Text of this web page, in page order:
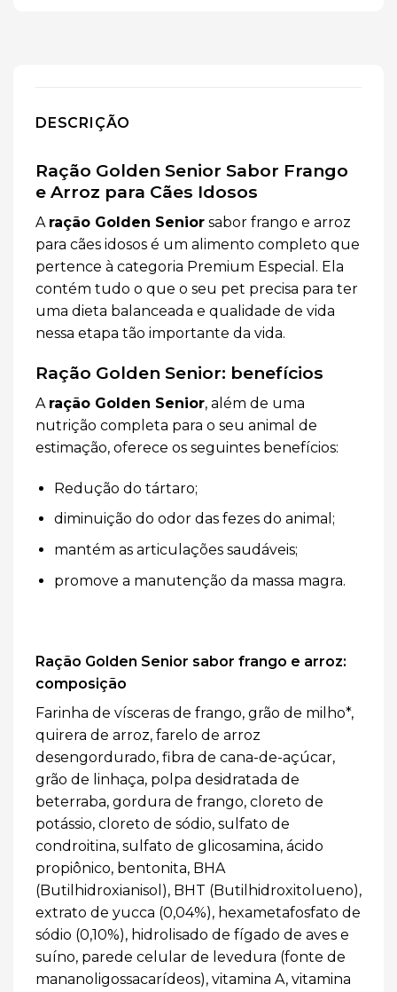
DESCRIÇÃO
Ração Golden Senior Sabor Frango
e Arroz para Cães Idosos
A ração Golden Senior sabor frango e arroz
para cães idosos é um alimento completo que
pertence à categoria Premium Especial. Ela
contém tudo o que o seu pet precisa para ter
uma dieta balanceada e qualidade de vida
nessa etapa tão importante da vida.
Ração Golden Senior: benefícios
A ração Golden Senior, além de uma
nutrição completa para o seu animal de
estimação, oferece os seguintes benefícios:
Redução do tártaro;
diminuição do odor das fezes do animal;
mantém as articulações saudáveis;
promove a manutenção da massa magra.
Ração Golden Senior sabor frango e arroz:
composição
Farinha de vísceras de frango, grão de milho*,
quirera de arroz, farelo de arroz
desengordurado, fibra de cana-de-açúcar,
grão de linhaça, polpa desidratada de
beterraba, gordura de frango, cloreto de
potássio, cloreto de sódio, sulfato de
condroitina, sulfato de glicosamina, ácido
propiônico, bentonita, BHA
(Butilhidroxianisol), BHT (Butilhidroxitolueno),
extrato de yucca (0,04%), hexametafosfato de
sódio (0,10%), hidrolisado de fígado de aves e
suíno, parede celular de levedura (fonte de
mananoligossacarídeos), vitamina A, vitamina